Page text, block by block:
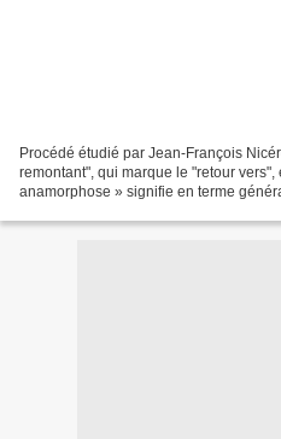
Procédé étudié par Jean-François
remontant", qui marque le "retour vers",
anamorphose » signifie en terme